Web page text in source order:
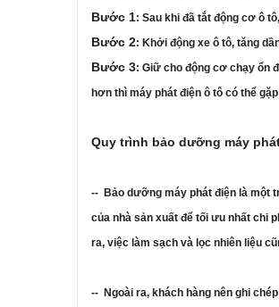
Bước 1: Sau khi đã tắt động cơ ô
Bước 2: Khởi động xe ô tô, tăng
Bước 3: Giữ cho động cơ chạy ổn
hơn thì máy phát điện ô tô có thể
Quy trình bảo dưỡng máy
-- Bảo dưỡng máy phát điện là một
của nhà sản xuất để tối ưu nhất chi
ra, việc làm sạch và lọc nhiên liệu
-- Ngoài ra, khách hàng nên ghi